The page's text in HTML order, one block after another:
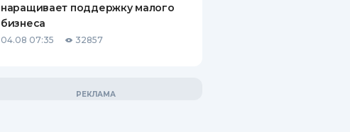
наращивает поддержку малого
бизнеса
04.08 07:35 32857